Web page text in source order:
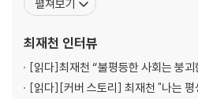
교에서 동물학을 전공하고, 미국 펜실
드 대학교 전임강사를 거쳐 미시건 대
펼쳐보기
최재천 인터뷰
[읽다]최재천 “불평등한 사회는 붕괴
[읽다][커버 스토리] 최재천 "나는 평